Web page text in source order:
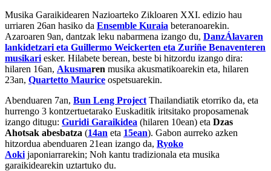
Musika Garaikidearen Nazioarteko Zikloaren XXI. edizio hau
urriaren 26an hasiko da Ensemble Kuraia beteranoarekin.
Azaroaren 9an, dantzak leku nabarmena izango du, DanzÁlavaren
lankidetzari eta Guillermo Weickerten eta Zuriñe Benaventeren
musikari esker. Hilabete berean, beste bi hitzordu izango dira:
hilaren 16an, Akusmaren musika akusmatikoarekin eta, hilaren
23an, Quartetto Maurice ospetsuarekin.
Abenduaren 7an, Bun Leng Project Thailandiatik etorriko da, eta
hurrengo 3 kontzertuetarako Euskaditik iritsitako proposamenak
izango ditugu: Guridi Garaikidea (hilaren 10ean) eta Dzas
Ahotsak abesbatza (14an eta 15ean). Gabon aurreko azken
hitzordua abenduaren 21ean izango da, Ryoko
Aoki japoniarrarekin; Noh kantu tradizionala eta musika
garaikidearekin uztartuko du.